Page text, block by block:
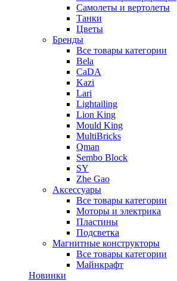
Самолеты и вертолеты
Танки
Цветы
Бренды
Все товары категории
Bela
CaDA
Kazi
Lari
Lightailing
Lion King
Mould King
MultiBricks
Qman
Sembo Block
SY
Zhe Gao
Аксессуары
Все товары категории
Моторы и электрика
Пластины
Подсветка
Магнитные конструкторы
Все товары категории
Майнкрафт
Новинки